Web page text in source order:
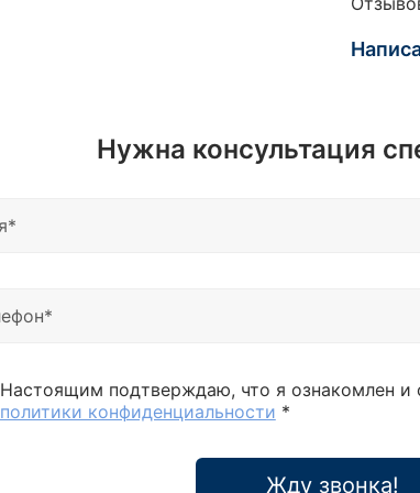
Т25Н
РН.3;
Т25Н-
5/16:
Нужна консультация
Настоящим подтверждаю, что я ознакомлен и
политики конфиденциальности *
Жду звонка!